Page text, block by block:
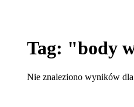
Tag: "body
Nie znaleziono wyników